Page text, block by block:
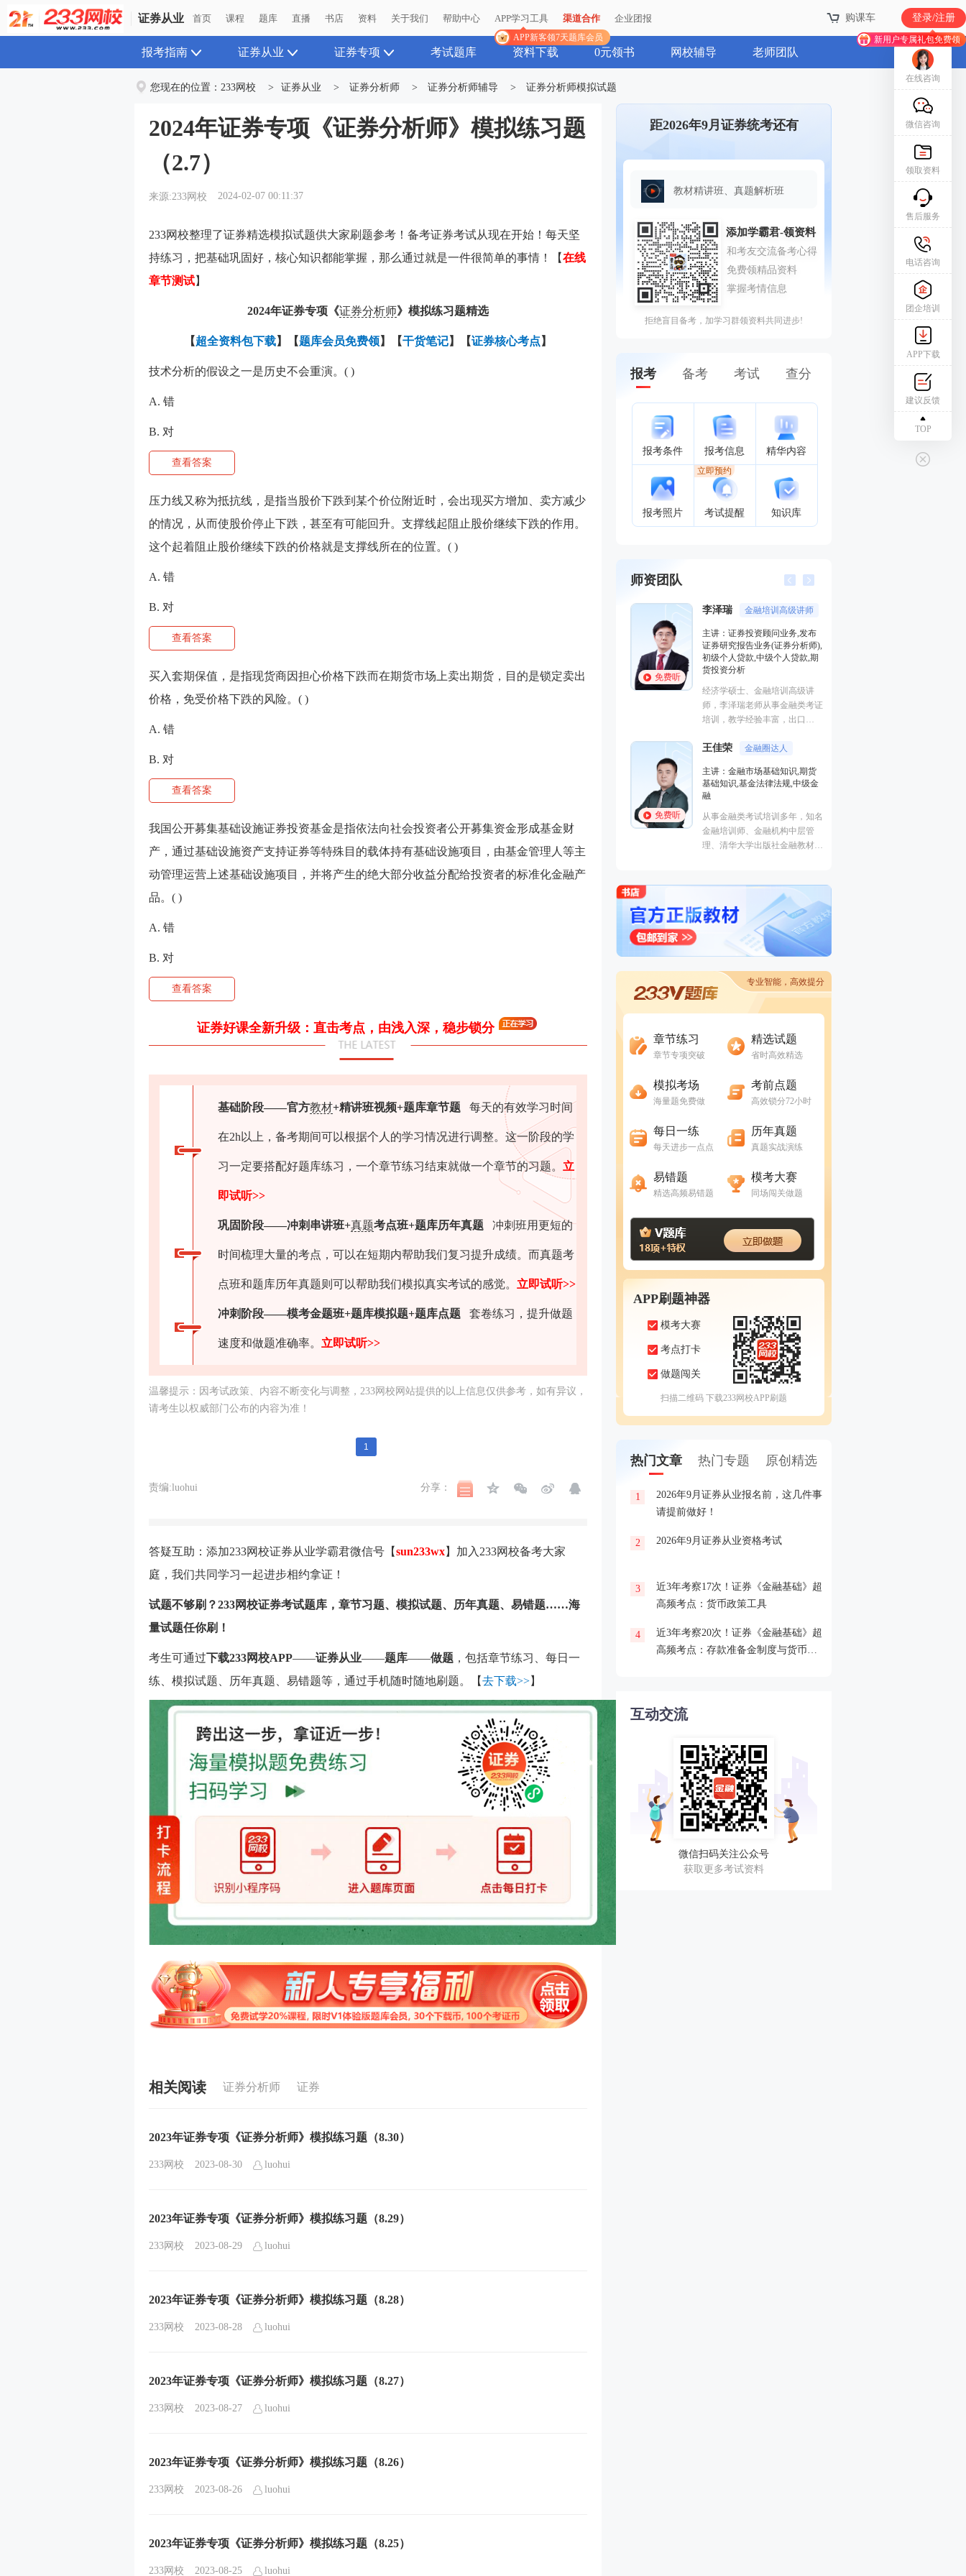
证券从业 首页 课程 题库 直播 书店 资料 关于我们 帮助中心 APP学习工具
APP新客领7天题库会员
渠道合作 企业团报 购课车 登录/注册
新用户专属礼包免费领
报考指南 证券从业 证券专项 考试题库 资料下载 0元领书 网校辅导 老师团队
您现在的位置： 233网校 > 证券从业 > 证券分析师 > 证券分析师辅导 > 证券分析师模拟试题
2024年证券专项《证券分析师》模拟练习题
（2.7）
来源:233网校 2024-02-07 00:11:37
233网校整理了证券精选模拟试题供大家刷题参考！备考证券考试从现在开始！每天坚
持练习，把基础巩固好，核心知识都能掌握，那么通过就是一件很简单的事情！【在线
章节测试】
2024年证券专项《证券分析师》模拟练习题精选
【超全资料包下载】【题库会员免费领】【干货笔记】【证券核心考点 】
技术分析的假设之一是历史不会重演。( )
A. 错
B. 对
查看答案
压力线又称为抵抗线，是指当股价下跌到某个价位附近时，会出现买方增加、卖方减少
的情况，从而使股价停止下跌，甚至有可能回升。支撑线起阻止股价继续下跌的作用。
这个起着阻止股价继续下跌的价格就是支撑线所在的位置。( )
A. 错
B. 对
查看答案
买入套期保值，是指现货商因担心价格下跌而在期货市场上卖出期货，目的是锁定卖出
价格，免受价格下跌的风险。( )
A. 错
B. 对
查看答案
我国公开募集基础设施证券投资基金是指依法向社会投资者公开募集资金形成基金财
产，通过基础设施资产支持证券等特殊目的载体持有基础设施项目，由基金管理人等主
动管理运营上述基础设施项目，并将产生的绝大部分收益分配给投资者的标准化金融产
品。( )
A. 错
B. 对
查看答案
证券好课全新升级：直击考点，由浅入深，稳步锁分
基础阶段——官方教材+精讲班视频+题库章节题 每天的有效学习时间
在2h以上，备考期间可以根据个人的学习情况进行调整。这一阶段的学
习一定要搭配好题库练习，一个章节练习结束就做一个章节的习题。 立
即试听>>
巩固阶段——冲刺串讲班+真题考点班+题库历年真题 冲刺班用更短的
时间梳理大量的考点，可以在短期内帮助我们复习提升成绩。而真题考
点班和题库历年真题则可以帮助我们模拟真实考试的感觉。 立即试听>>
冲刺阶段——模考金题班+题库模拟题+题库点题 套卷练习，提升做题
速度和做题准确率。 立即试听>>
温馨提示：因考试政策、内容不断变化与调整，233网校网站提供的以上信息仅供参考，如有异议，
请考生以权威部门公布的内容为准！
1
责编:luohui 分享：
答疑互助：添加233网校证券从业学霸君微信号【sun233wx】加入233网校备考大家
庭，我们共同学习一起进步相约拿证！
试题不够刷？233网校证券考试题库，章节习题、模拟试题、历年真题、易错题……海
量试题任你刷！
考生可通过下载233网校APP——证券从业——题库——做题 ，包括章节练习、每日一
练、模拟试题、历年真题、易错题等，通过手机随时随地刷题。【去下载>>】
相关阅读 证券分析师 证券
2023年证券专项《证券分析师》模拟练习题（8.30）
233网校 2023-08-30 luohui
2023年证券专项《证券分析师》模拟练习题（8.29）
233网校 2023-08-29 luohui
2023年证券专项《证券分析师》模拟练习题（8.28）
233网校 2023-08-28 luohui
2023年证券专项《证券分析师》模拟练习题（8.27）
233网校 2023-08-27 luohui
2023年证券专项《证券分析师》模拟练习题（8.26）
233网校 2023-08-26 luohui
2023年证券专项《证券分析师》模拟练习题（8.25）
233网校 2023-08-25 luohui
距2026年9月证券统考还有
教材精讲班、真题解析班
拒绝盲目备考，加学习群领资料共同进步!
报考 备考 考试 查分
报考条件 报考信息 精华内容
报考照片 考试提醒
立即预约
知识库
师资团队
免费听
李泽瑞 金融培训高级讲师
主讲：证券投资顾问业务,发布
证券研究报告业务(证券分析师),
初级个人贷款,中级个人贷款,期
货投资分析
经济学硕士、金融培训高级讲
师，李泽瑞老师从事金融类考证
培训，教学经验丰富，出口
能的很有个人风格的老师，江湖
外弟子。
免费听
王佳荣 金融圈达人
主讲：金融市场基础知识,期货
基础知识,基金法律法规,中级金
融
从事金融类考试培训多年，知名
金融培训师、金融机构中层管
理、清华大学出版社金融教材副
的“一哥”。
专业智能，高效提分
章节练习
章节专项突破
精选试题
省时高效精选
模拟考场
海量题免费做
考前点题
高效锁分72小时
每日一练
每天进步一点点
历年真题
真题实战演练
易错题
精选高频易错题
模考大赛
同场闯关做题
APP刷题神器
模考大赛
考点打卡
做题闯关
扫描二维码 下载233网校APP刷题
热门文章 热门专题 原创精选
1
2026年9月证券从业报名前，这几件事
请提前做好！
2 2026年9月证券从业资格考试
3
近3年考察17次！证券《金融基础》超
高频考点：货币政策工具
4
近3年考察20次！证券《金融基础》超
高频考点：存款准备金制度与货币乘
互动交流
微信扫码关注公众号
获取更多考试资料
在线咨询
微信咨询
领取资料
售后服务
电话咨询
团企培训
APP下载
建议反馈
TOP